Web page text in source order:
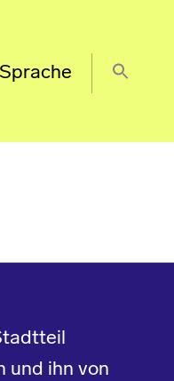
und ihn von